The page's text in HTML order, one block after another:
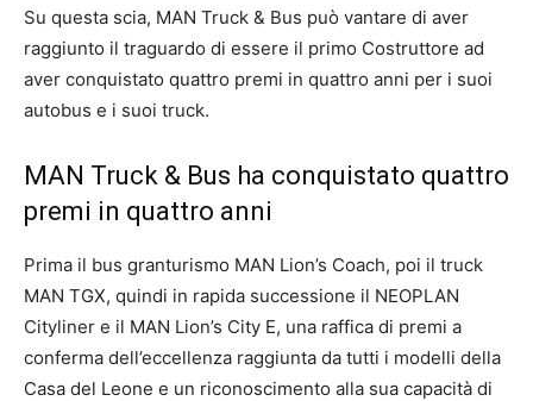
Su questa scia, MAN Truck & Bus può vantare di aver
raggiunto il traguardo di essere il primo Costruttore ad
aver conquistato quattro premi in quattro anni per i suoi
autobus e i suoi truck.
MAN Truck & Bus ha conquistato quattro
premi in quattro anni
Prima il bus granturismo MAN Lion’s Coach, poi il truck
MAN TGX, quindi in rapida successione il NEOPLAN
Cityliner e il MAN Lion’s City E, una raffica di premi a
conferma dell’eccellenza raggiunta da tutti i modelli della
Casa del Leone e un riconoscimento alla sua capacità di